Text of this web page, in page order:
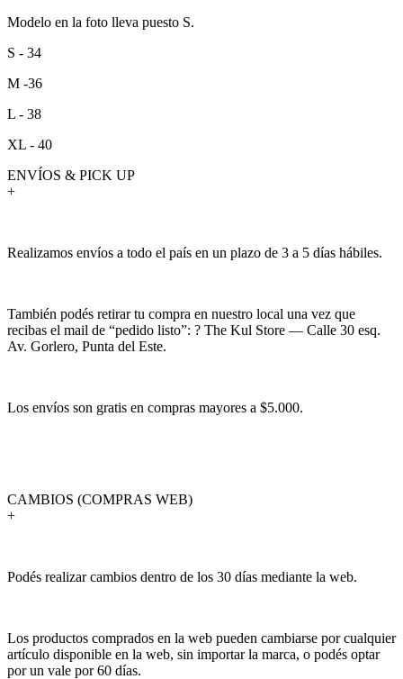
Modelo en la foto lleva puesto S.
S - 34
M -36
L - 38
XL - 40
ENVÍOS & PICK UP
+
Realizamos envíos a todo el país en un plazo de 3 a 5 días hábiles.
También podés retirar tu compra en nuestro local una vez que
recibas el mail de “pedido listo”: ? The Kul Store — Calle 30 esq.
Av. Gorlero, Punta del Este.
Los envíos son gratis en compras mayores a $5.000.
CAMBIOS (COMPRAS WEB)
+
Podés realizar cambios dentro de los 30 días mediante la web.
Los productos comprados en la web pueden cambiarse por cualquier
artículo disponible en la web, sin importar la marca, o podés optar
por un vale por 60 días.